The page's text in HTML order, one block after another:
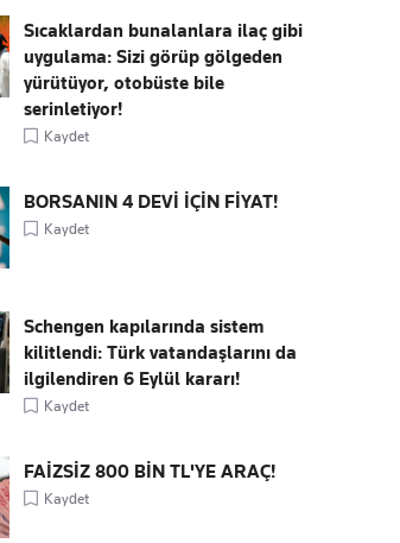
Sıcaklardan bunalanlara ilaç gibi
uygulama: Sizi görüp gölgeden
yürütüyor, otobüste bile
serinletiyor!
Kaydet
BORSANIN 4 DEVİ İÇİN FİYAT!
Kaydet
Schengen kapılarında sistem
kilitlendi: Türk vatandaşlarını da
ilgilendiren 6 Eylül kararı!
Kaydet
FAİZSİZ 800 BİN TL'YE ARAÇ!
Kaydet